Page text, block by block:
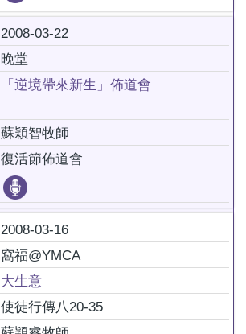
2008-03-22
晚堂
「逆境帶來新生」佈道會
蘇穎智牧師
復活節佈道會
2008-03-16
窩福@YMCA
大生意
使徒行傳八20-35